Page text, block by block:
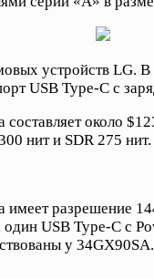
устройств LG.
USB Type-C с
около
нит и SDR 275
разрешение
USB Type-C с
у